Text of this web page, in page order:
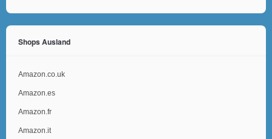
Shops Ausland
Amazon.co.uk
Amazon.es
Amazon.fr
Amazon.it